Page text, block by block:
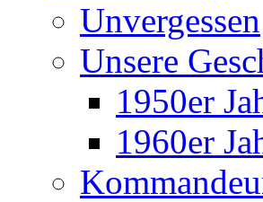
Unvergessen
Unsere
1950er
1960er